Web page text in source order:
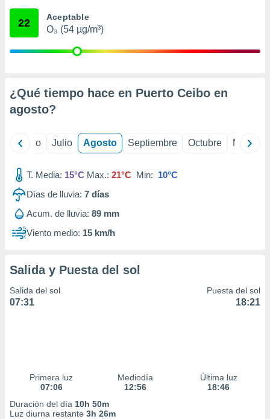
e
publicidad
1199
22 Aceptable
O₃ (54 µg/m³)
¿Qué tiempo hace en Puerto Ceibo en
agosto?
Junio Julio Agosto Septiembre Octubre
T. Media: 15°C Max.: 21°C Min: 10°C
Días de lluvia: 7 días
Acum. de lluvia: 89 mm
Viento medio: 15 km/h
Salida y Puesta del sol
Salida del sol
07:31
Puesta del sol
18:21
Primera luz
07:06
Mediodía
12:56
Última luz
18:46
Duración del día 10h 50m
Luz diurna restante 3h 26m